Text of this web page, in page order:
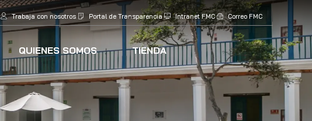
Trabaja con nosotros Portal de Transparencia Intranet FMC Correo FMC
QUIENES SOMOS TIENDA